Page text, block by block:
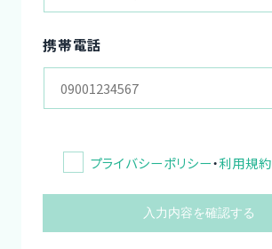
携帯電話
プライバシーポリシー・利用規約
入力内容を確認する